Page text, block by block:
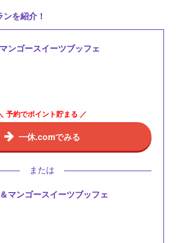
を紹介！
ンゴースイーツブッフェ
予約でポイント貯まる ／
一休.comでみる
または
マンゴースイーツブッフェ